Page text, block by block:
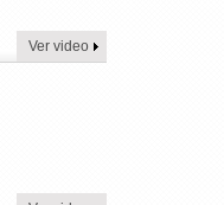
Ver video